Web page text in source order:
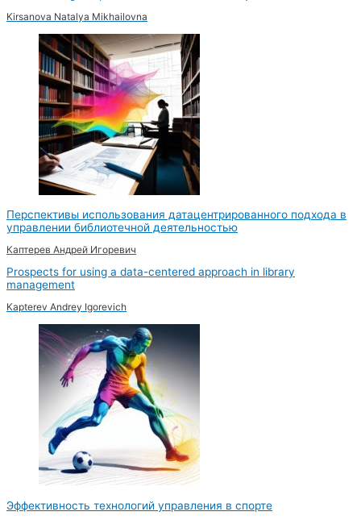
Kirsanova Natalya Mikhailovna
Перспективы использования датацентрированного подхода в
управлении библиотечной деятельностью
Каптерев Андрей Игоревич
Prospects for using a data-centered approach in library
management
Kapterev Andrey Igorevich
Эффективность технологий управления в спорте